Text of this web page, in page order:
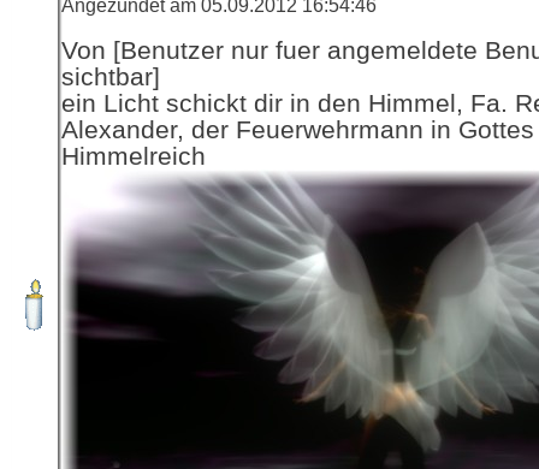
Angezündet am 05.09.2012 16:54:46
Von [Benutzer nur fuer angemeldete
sichtbar]
ein Licht schickt dir in den Himmel, Fa.
Alexander, der Feuerwehrmann in Gottes
Himmelreich